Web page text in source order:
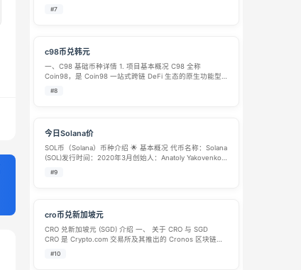
币的完整介绍： 📊 汇率速览 项目 数据 数据来源 1 ALGO
#7
c98币兑韩元
一、C98 基础币种详情 1. 项目基本概况 C98 全称
Coin98，是 Coin98 一站式跨链 DeFi 生态的原生功能型
代币，项目 2020 年正式上线，定位为链接传统金融与去
#8
今日Solana价
SOL币（Solana）币种介绍 🌟 基本概况 代币名称：Solana
(SOL)发行时间：2020年3月创始人：Anatoly Yakovenko
核心定位：高性能公链平台原生代币 ⚙️ 技术特性 共识机
#9
cro币兑新加坡元
CRO 兑新加坡元 (SGD) 介绍 一、 关于 CRO 与 SGD
CRO 是 Crypto.com 交易所及其推出的 Cronos 区块链的
原生代币。最初，CRO 主要作为其生态内 Visa 卡的核心权
#10